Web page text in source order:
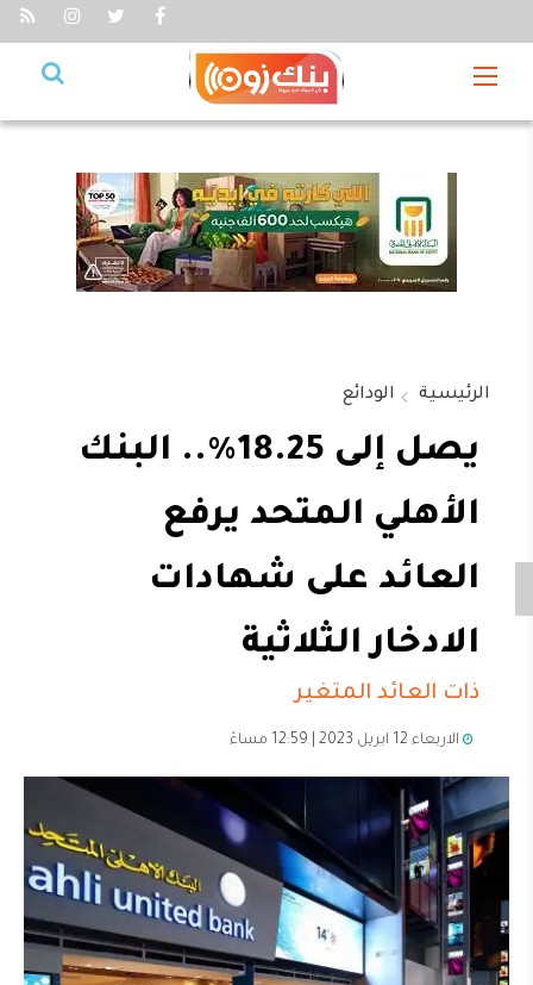
الرئيسية الودائع
يصل إلى 18.25%.. البنك
الأهلي المتحد يرفع
العائد على شهادات
الادخار الثلاثية
ذات العائد المتغير
الاربعاء 12 ابريل 2023 | 12:59 مساءً